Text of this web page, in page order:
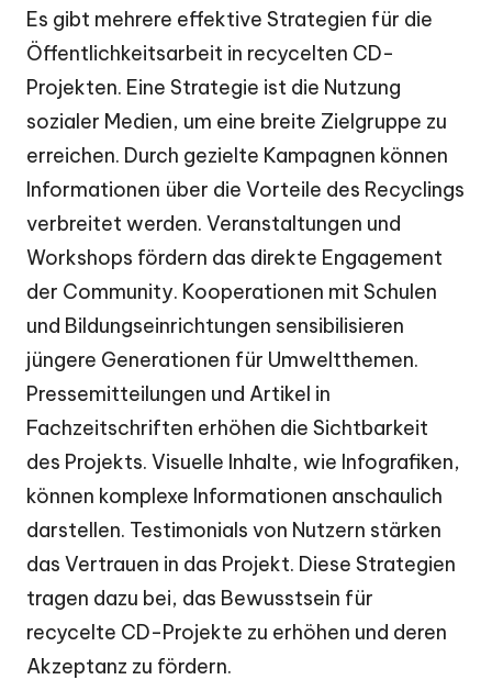
Es gibt mehrere effektive Strategien für die
Öffentlichkeitsarbeit in recycelten CD-
Projekten. Eine Strategie ist die Nutzung
sozialer Medien, um eine breite Zielgruppe zu
erreichen. Durch gezielte Kampagnen können
Informationen über die Vorteile des Recyclings
verbreitet werden. Veranstaltungen und
Workshops fördern das direkte Engagement
der Community. Kooperationen mit Schulen
und Bildungseinrichtungen sensibilisieren
jüngere Generationen für Umweltthemen.
Pressemitteilungen und Artikel in
Fachzeitschriften erhöhen die Sichtbarkeit
des Projekts. Visuelle Inhalte, wie Infografiken,
können komplexe Informationen anschaulich
darstellen. Testimonials von Nutzern stärken
das Vertrauen in das Projekt. Diese Strategien
tragen dazu bei, das Bewusstsein für
recycelte CD-Projekte zu erhöhen und deren
Akzeptanz zu fördern.